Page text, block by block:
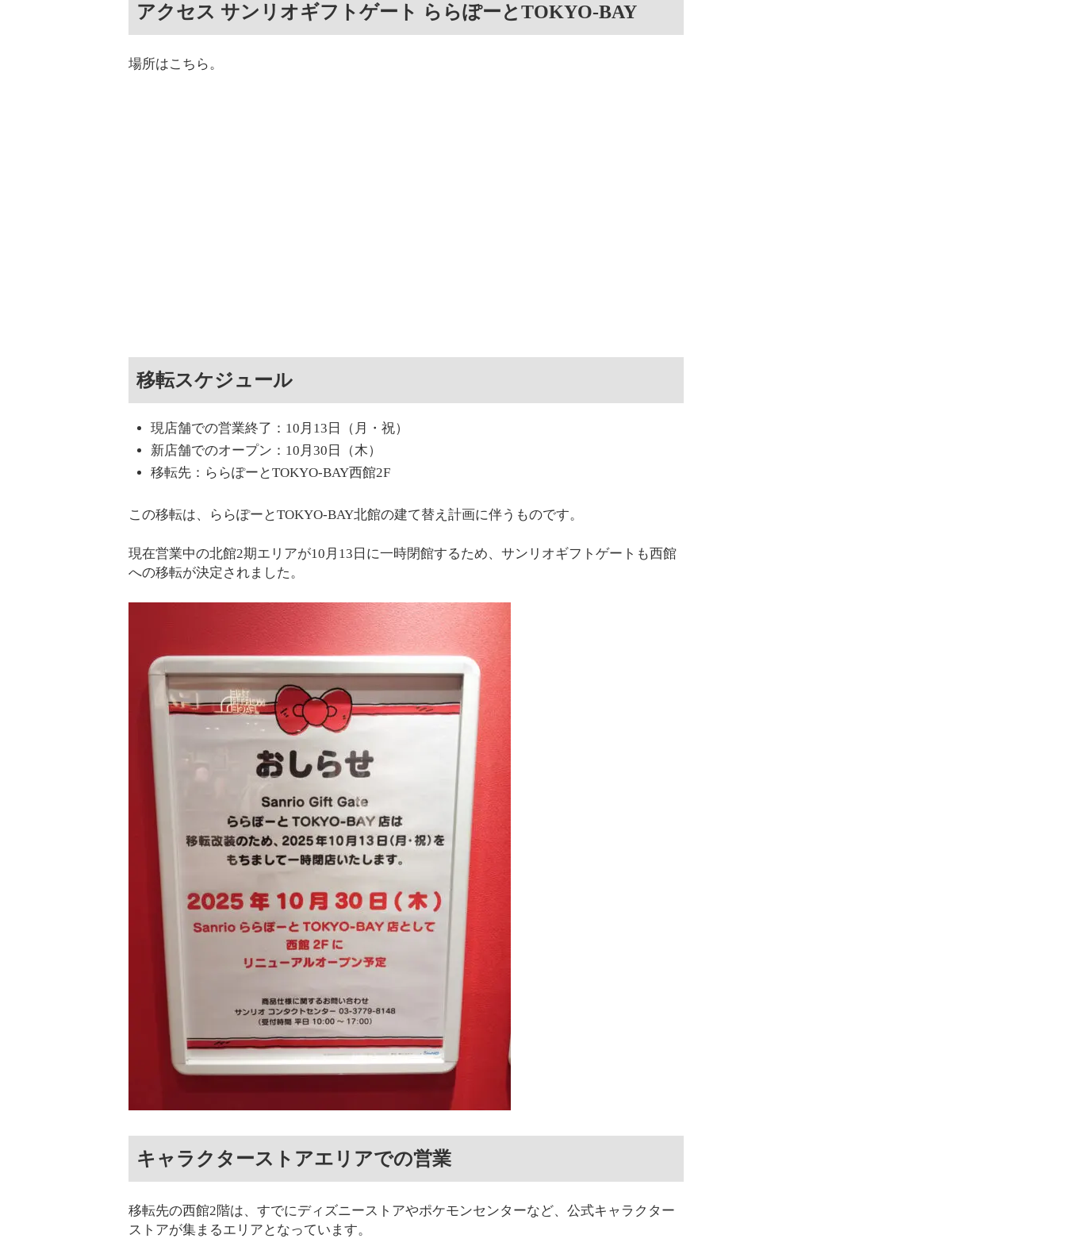
アクセス サンリオギフトゲート ららぽーとTOKYO‐BAY
場所はこちら。
移転スケジュール
現店舗での営業終了：10月13日（月・祝）
新店舗でのオープン：10月30日（木）
移転先：ららぽーとTOKYO-BAY西館2F
この移転は、ららぽーとTOKYO-BAY北館の建て替え計画に伴うものです。
現在営業中の北館2期エリアが10月13日に一時閉館するため、サンリオギフトゲートも西館
への移転が決定されました。
キャラクターストアエリアでの営業
移転先の西館2階は、すでにディズニーストアやポケモンセンターなど、公式キャラクター
ストアが集まるエリアとなっています。